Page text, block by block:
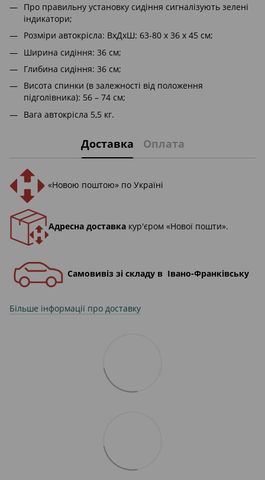
Про правильну установку сидіння сигналізують зелені
індикатори;
Розміри автокрісла: ВхДхШ: 63-80 x 36 x 45 см;
Ширина сидіння: 36 см;
Глибина сидіння: 36 см;
Висота спинки (в залежності від положення
підголівника): 56 – 74 см;
Вага автокрісла 5,5 кг.
Доставка Оплата
«Новою поштою» по Україні
Адресна доставка кур'єром «Нової пошти».
Самовивіз зі складу в Івано-Франківську
Більше інформації про доставку